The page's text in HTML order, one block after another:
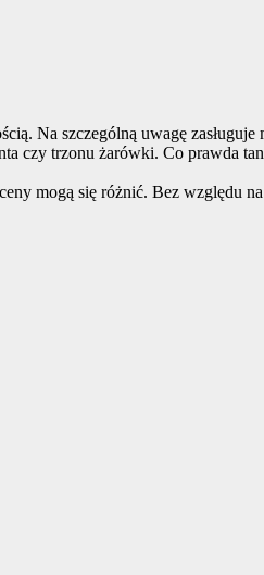
Na szczególną uwagę zasługuje
czy trzonu żarówki. Co prawda
mogą się różnić. Bez względu